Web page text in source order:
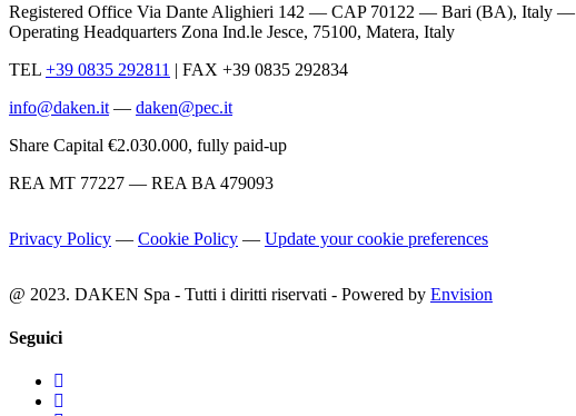
Registered Office Via Dante Alighieri 142 — CAP 70122 — Bari (BA), Italy —
Operating Headquarters Zona Ind.le Jesce, 75100, Matera, Italy
TEL +39 0835 292811 | FAX +39 0835 292834
info@daken.it — daken@pec.it
Share Capital €2.030.000, fully paid-up
REA MT 77227 — REA BA 479093
Privacy Policy — Cookie Policy — Update your cookie preferences
@ 2023. DAKEN Spa - Tutti i diritti riservati - Powered by Envision
Seguici